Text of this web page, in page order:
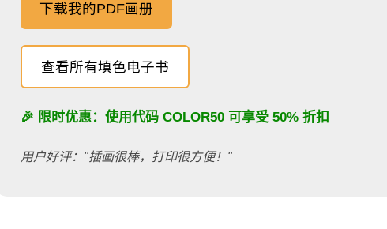
下载我的PDF画册
查看所有填色电子书
🎉 限时优惠：使用代码 COLOR50可享受 50% 折扣
用户好评："插画很棒，打印很方便！"